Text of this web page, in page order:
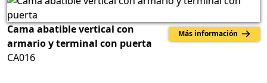
Más información
Cama abatible vertical con
armario y terminal con puerta
CA016